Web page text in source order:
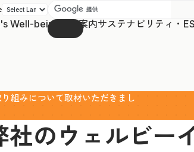
Well-being 事業案内サステナビリティ・
組みについて取材いただきまし
のウェルビー